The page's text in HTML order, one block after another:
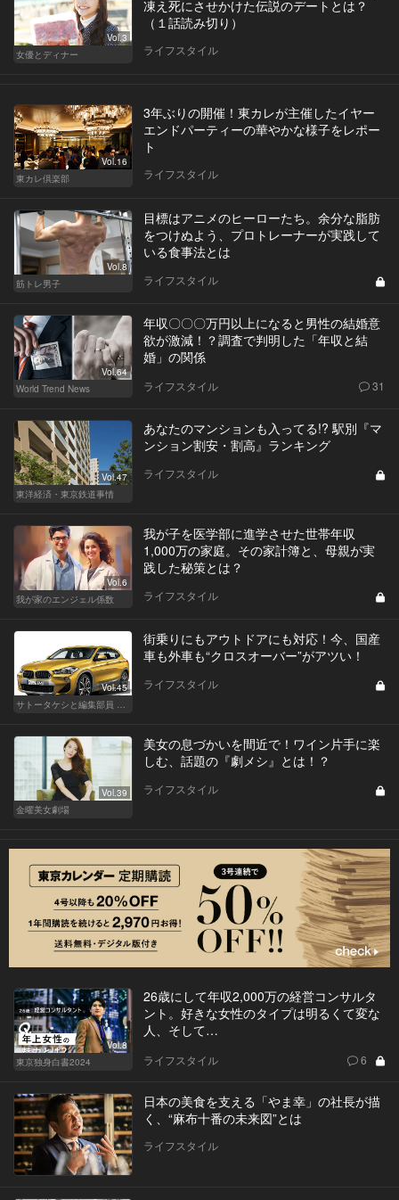
Vol.3
女優とディナー
凍え死にさせかけた伝説のデートとは？
（１話読み切り）
ライフスタイル
Vol.16
東カレ倶楽部
3年ぶりの開催！東カレが主催したイヤー
エンドパーティーの華やかな様子をレポー
ト
ライフスタイル
Vol.8
筋トレ男子
目標はアニメのヒーローたち。余分な脂肪
をつけぬよう、プロトレーナーが実践して
いる食事法とは
ライフスタイル
Vol.64
World Trend News
年収〇〇〇万円以上になると男性の結婚意
欲が激減！？調査で判明した「年収と結
婚」の関係
ライフスタイル 31
Vol.47
東洋経済・東京鉄道事情
あなたのマンションも入ってる!? 駅別『マ
ンション割安・割高』ランキング
ライフスタイル
Vol.6
我が家のエンジェル係数
我が子を医学部に進学させた世帯年収
1,000万の家庭。その家計簿と、母親が実
践した秘策とは？
ライフスタイル
Vol.45
街乗りにもアウトドアにも対応！今、国産
車も外車も“クロスオーバー”がアツい！
ライフスタイル
Vol.39
金曜美女劇場
美女の息づかいを間近で！ワイン片手に楽
しむ、話題の『劇メシ』とは！？
ライフスタイル
Vol.8
東京独身白書2024
26歳にして年収2,000万の経営コンサルタ
ント。好きな女性のタイプは明るくて変な
人、そして…
ライフスタイル 6
日本の美食を支える「やま幸」の社長が描
く、“麻布十番の未来図”とは
ライフスタイル